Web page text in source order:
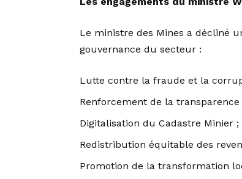
Le ministre des Mines a décliné
gouvernance du secteur :
Lutte contre la fraude et la
Renforcement de la
Digitalisation du Cadastre Minier ;
Redistribution équitable des
Promotion de la transformation